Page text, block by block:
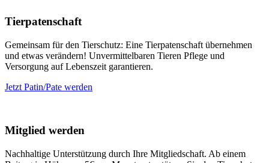
Tierpatenschaft
Gemeinsam für den Tierschutz: Eine Tierpatenschaft übernehmen
und etwas verändern! Unvermittelbaren Tieren Pflege und
Versorgung auf Lebenszeit garantieren.
Jetzt Patin/Pate werden
Mitglied werden
Nachhaltige Unterstützung durch Ihre Mitgliedschaft. Ab einem